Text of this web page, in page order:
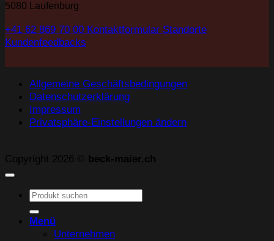
5080 Laufenburg
+41 62 869 70 00 Kontaktformular Standorte
Kundenfeedbacks
Allgemeine Geschäftsbedingungen
Datenschutzerklärung
Impressum
Privatsphäre-Einstellungen ändern
Copyright 2026 © beck-maier.ch
Suchen
nach:
Menü
Unternehmen